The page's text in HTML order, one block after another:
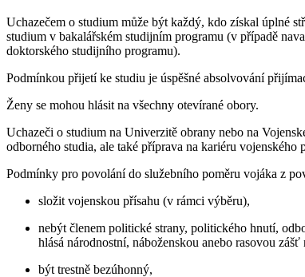
Uchazečem o studium může být každý, kdo získal úplné
studium v bakalářském studijním programu (v případě
doktorského studijního programu).
Podmínkou přijetí ke studiu je úspěšné absolvování
Ženy se mohou hlásit na všechny otevírané obory.
Uchazeči o studium na Univerzitě obrany nebo na
odborného studia, ale také příprava na kariéru vojenského
Podmínky pro povolání do služebního poměru vojáka z
složit vojenskou přísahu (v rámci výběru),
nebýt členem politické strany, politického hnutí,
hlásá národnostní, náboženskou anebo rasovou
být trestně bezúhonný,